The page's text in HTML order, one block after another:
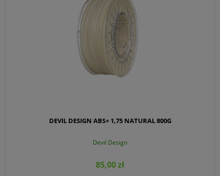
DEVIL DESIGN ABS+ 1,75 NATURAL 800G
Devil Design
85,00 zł